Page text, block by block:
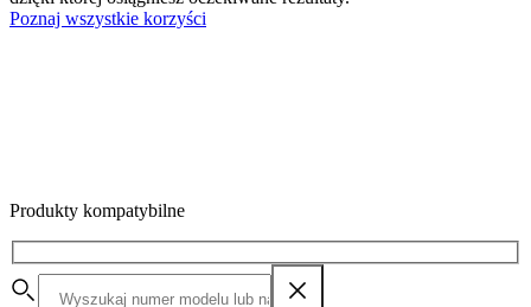
Poznaj wszystkie korzyści
Produkty kompatybilne